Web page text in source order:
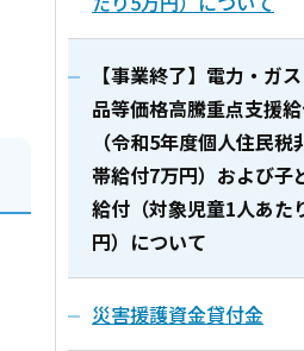
【事業終了】電力・ガ
品等価格高騰重点支援
（令和5年度個人住民税
帯給付7万円）および子
給付（対象児童1人あた
円）について
災害援護資金貸付金